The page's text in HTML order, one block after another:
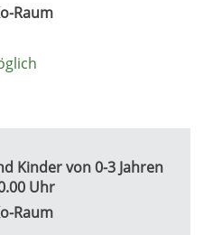
Raum
Kinder von 0-3 Jahren
Uhr
Raum